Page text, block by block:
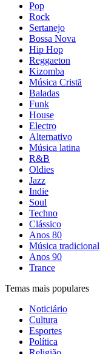
Pop
Rock
Sertanejo
Bossa Nova
Hip Hop
Reggaeton
Kizomba
Música Cristã
Baladas
Funk
House
Electro
Alternativo
Música latina
R&B
Oldies
Jazz
Indie
Soul
Techno
Clássico
Anos 80
Música tradicional
Anos 90
Trance
Temas mais populares
Noticiário
Cultura
Esportes
Política